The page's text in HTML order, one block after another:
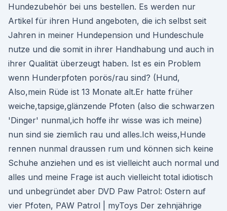
Hundezubehör bei uns bestellen. Es werden nur
Artikel für ihren Hund angeboten, die ich selbst seit
Jahren in meiner Hundepension und Hundeschule
nutze und die somit in ihrer Handhabung und auch in
ihrer Qualität überzeugt haben. Ist es ein Problem
wenn Hunderpfoten porös/rau sind? (Hund,
Also,mein Rüde ist 13 Monate alt.Er hatte früher
weiche,tapsige,glänzende Pfoten (also die schwarzen
'Dinger' nunmal,ich hoffe ihr wisse was ich meine)
nun sind sie ziemlich rau und alles.Ich weiss,Hunde
rennen nunmal draussen rum und können sich keine
Schuhe anziehen und es ist vielleicht auch normal und
alles und meine Frage ist auch vielleicht total idiotisch
und unbegründet aber DVD Paw Patrol: Ostern auf
vier Pfoten, PAW Patrol | myToys Der zehnjährige